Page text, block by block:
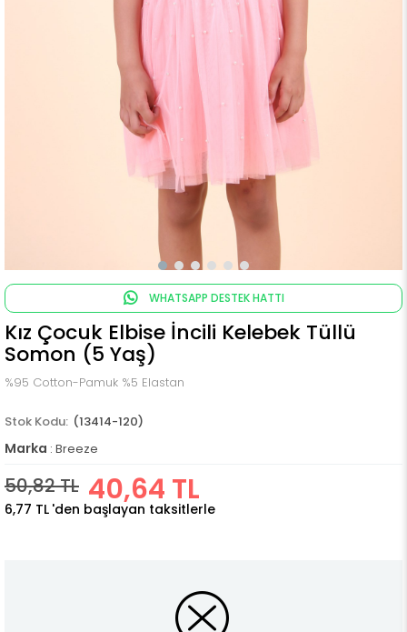
WHATSAPP DESTEK HATTI
Kız Çocuk Elbise İncili Kelebek Tüllü
Somon (5 Yaş)
%95 Cotton-Pamuk %5 Elastan
(13414-120)
Marka : Breeze
50,82 TL 40,64 TL
6,77 TL 'den başlayan taksitlerle